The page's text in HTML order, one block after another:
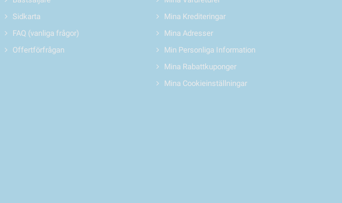
Sidkarta
FAQ (vanliga frågor)
Offertförfrågan
Mina Krediteringar
Mina Adresser
Min Personliga Information
Mina Rabattkuponger
Mina Cookieinställningar